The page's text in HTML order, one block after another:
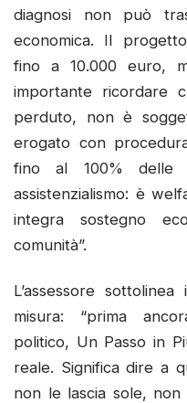
diagnosi non può
economica. Il
fino a 10.000 euro,
importante ricordare
perduto, non è
erogato con
fino al 100% delle
assistenzialismo: è
integra sostegno
comunità”.
L’assessore
misura: “prima
politico, Un Passo in
reale. Significa dire a
non le lascia sole,